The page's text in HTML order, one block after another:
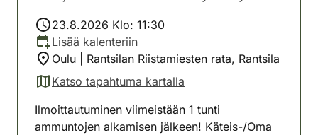
23.8.2026 Klo: 11:30
Lisää kalenteriin
Oulu | Rantsilan Riistamiesten rata, Rantsila
Katso tapahtuma kartalla
(avautuu uuteen välilehteen)
Ilmoittautuminen viimeistään 1 tunti
ammuntojen alkamisen jälkeen! Käteis-/Oma